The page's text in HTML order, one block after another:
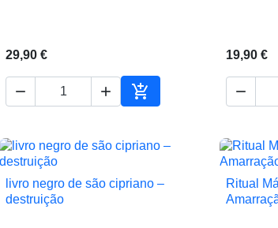
29,90 €
  
Adicionar ao carrinho
19,90 €

 Vista rápida
livro negro de são cipriano –
destruição
Ritual